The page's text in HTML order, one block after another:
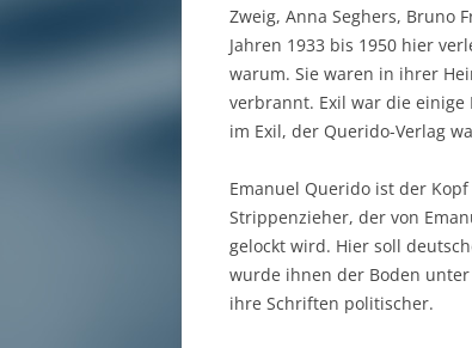
Zweig, Anna Seghers, Bruno
Jahren 1933 bis 1950 hier
warum. Sie waren in ihrer
verbrannt. Exil war die
im Exil, der Querido-Verlag
Emanuel Querido ist der
Strippenzieher, der von
gelockt wird. Hier soll
wurde ihnen der Boden
ihre Schriften politischer.